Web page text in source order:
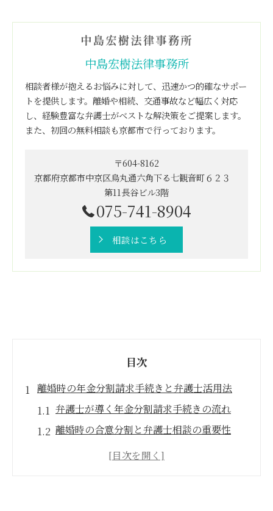
中島宏樹法律事務所
相談者様が抱えるお悩みに対して、迅速かつ的確なサポー
トを提供します。離婚や相続、交通事故など幅広く対応
し、経験豊富な弁護士がベストな解決策をご提案します。
また、初回の無料相談も京都市で行っております。
〒604-8162
京都府京都市中京区烏丸通六角下る七観音町６２３
第11長谷ビル3階
075-741-8904
相談はこちら
目次
離婚時の年金分割請求手続きと弁護士活用法
弁護士が導く年金分割請求手続きの流れ
離婚時の合意分割と弁護士相談の重要性
年金分割手続きで弁護士が果たす役割とは